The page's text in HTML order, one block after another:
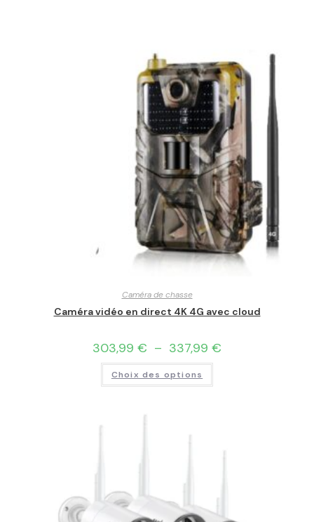
Caméra de chasse
Caméra vidéo en direct 4K 4G avec cloud
303,99 € – 337,99 €
Choix des options